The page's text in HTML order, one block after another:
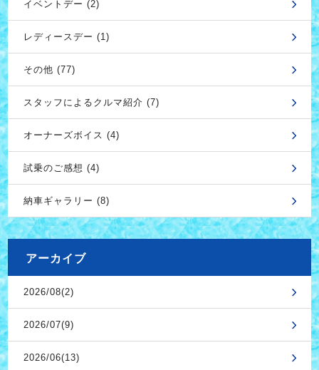
イベントデー (2)
レディースデー (1)
その他 (77)
スタッフによるクルマ紹介 (7)
オーナーズボイス (4)
試乗のご感想 (4)
納車ギャラリー (8)
アーカイブ
2026/08(2)
2026/07(9)
2026/06(13)